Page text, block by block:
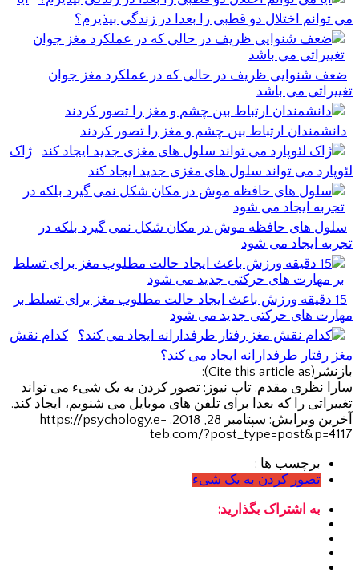
می توانم اختلال دو قطبی را بعدا در زندگی بپذیرم؟
ضعف شنوایی ظریف در حالی که در عملکرد مغز جوان
تغییراتی می باشد
دانشمندان ارتباط بین چشم و مغز را تصور کردند
ژاک
لئوپارد می تواند سلول های مغزی جدید ایجاد کند
سلول های حافظه موش در مکان شکل نمی گیرد بلکه در
تجربه ایجاد می شود
15 دقیقه ورزش باعث ایجاد حالت مطلوب مغز برای تسلط بر
مهارت های حرکتی جدید می شود
کدام نقش
مغز رفتار طرفدارانه ایجاد می کند؟
بازنشر(Cite this article as):
سارا نظری مقدم. تاپ نیوز: تصور کردن به یک شیء می تواند
تغییراتی را که بعدا برای تلفن های موبایل می شنویم، ایجاد کند.
آخرین ویرایش: سپتامبر 28, 2018. https://psychology.e-
teb.com/?post_type=post&p=4117
برچسب ها :
تصور کردن به یک شیء
به اشتراک بگذارید: